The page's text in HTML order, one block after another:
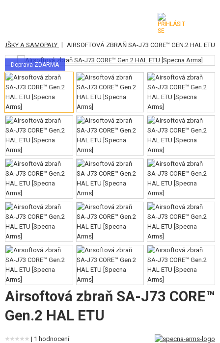
KATEGORIE
AIRSOFTOVÉ ZBRANĚ
VZDUCHOVÉ ZBRANĚ, PRAKY
GRANÁTOMETY, GRANÁTY
KULIČKY, PLYN
AKUMULÁTORY, NABÍJEČKY
ZÁSOBNÍKY, PLNIČKY
BRÝLE, MASKY
VÝSTROJ, UNIFORMY, POUZDRA
MASKOVÁNÍ, BARVY, PÁSKY
VYSÍLAČKY, HEADSETY, KAMERY
DOPLŇKY KE ZBRANÍM, POPRUHY
NÁHRADNÍ DÍLY, UPGRADE
SERVIS A ÚDRŽBA ZBRANÍ
A SAMOPALY | AIRSOFTOVÁ ZBRAŇ SA-J73 CORE™ GEN.2 HAL ETU
Doprava ZDARMA
Airsoftová zbraň SA-J73 CORE™
Gen.2 HAL ETU
| 1 hodnocení